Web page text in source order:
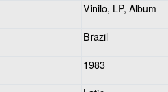
Vinilo, LP, Album
Brazil
1983